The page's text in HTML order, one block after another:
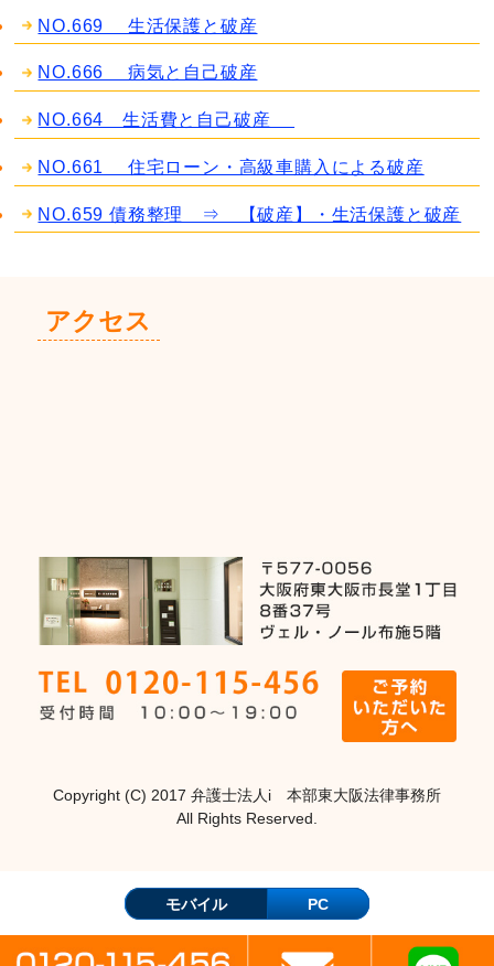
NO.669 生活保護と破産
NO.666 病気と自己破産
NO.664 生活費と自己破産
NO.661 住宅ローン・高級車購入による破産
NO.659 債務整理 ⇒ 【破産】・生活保護と破産
アクセス
Copyright (C) 2017 弁護士法人i 本部東大阪法律事務所
All Rights Reserved.
モバイル PC